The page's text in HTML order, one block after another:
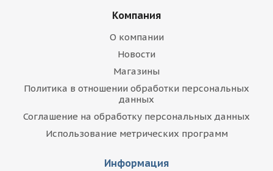
Компания
О компании
Новости
Магазины
Политика в отношении обработки персональных
данных
Соглашение на обработку персональных данных
Использование метрических программ
Информация